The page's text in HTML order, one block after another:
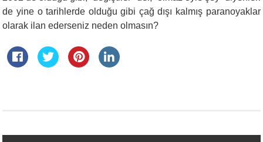
de yine o tarihlerde olduğu gibi çağ dışı kalmış paranoyaklar
olarak ilan ederseniz neden olmasın?